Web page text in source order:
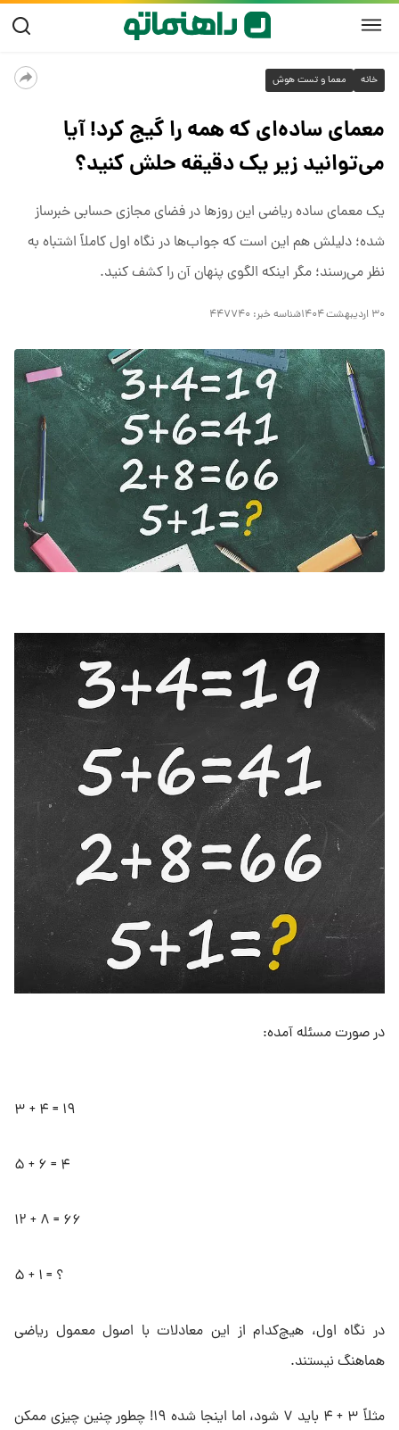
خانه معما و تست هوش
معمای ساده‌ای که همه را گیج کرد! آیا
می‌توانید زیر یک دقیقه حلش کنید؟
یک معمای ساده ریاضی این روزها در فضای مجازی حسابی خبرساز
شده؛ دلیلش هم این است که جواب‌ها در نگاه اول کاملاً اشتباه به
نظر می‌رسند؛ مگر اینکه الگوی پنهان آن را کشف کنید.
۳۰ اردیبهشت ۱۴۰۴ شناسه خبر: ۴۴۷۷۴۰
در صورت مسئله آمده:
۳ + ۴ = ۱۹
۵ + ۶ = ۴
۱۲ + ۸ = ۶۶
۵ + ۱ = ؟
در نگاه اول، هیچ‌کدام از این معادلات با اصول معمول ریاضی
هماهنگ نیستند.
مثلاً ۳ + ۴ باید ۷ شود، اما اینجا شده ۱۹! چطور چنین چیزی ممکن